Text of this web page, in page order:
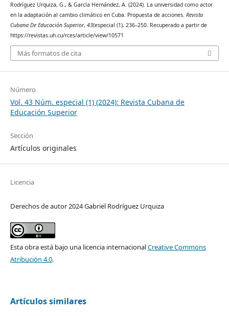
Rodríguez Urquiza, G., & García Hernández, A. (2024). La universidad como actor
en la adaptación al cambio climático en Cuba. Propuesta de acciones. Revista
Cubana De Educación Superior, 43(especial (1), 236–250. Recuperado a partir de
https://revistas.uh.cu/rces/article/view/10571
Más formatos de cita
Número
Vol. 43 Núm. especial (1) (2024): Revista Cubana de
Educación Superior
Sección
Artículos originales
Licencia
Derechos de autor 2024 Gabriel Rodríguez Urquiza
Esta obra está bajo una licencia internacionalCreative Commons
Atribución 4.0.
Artículos similares